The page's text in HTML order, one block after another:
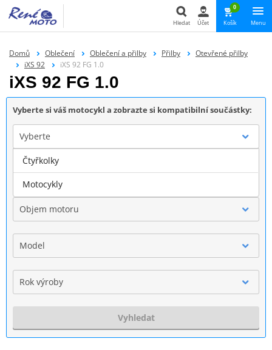
Hledat
Hledat Účet
0
Košík Menu
Domů Oblečení Oblečení a přilby Přilby
Otevřené přilby
iXS 92
iXS 92 FG 1.0
iXS 92 FG 1.0
Vyberte si váš motocykl a zobrazte si kompatibilní součástky:
Vyberte
Značka
Objem motoru
Model
Rok výroby
Vyhledat
Čtyřkolky
Motocykly